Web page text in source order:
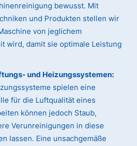
bewusst. Mit
und Produkten stellen wir
von jeglichem
wird, damit sie optimale Leistung
und Heizungssystemen:
spielen eine
für die Luftqualität eines
können jedoch Staub,
Verunreinigungen in diese
lassen. Eine unsachgemäße